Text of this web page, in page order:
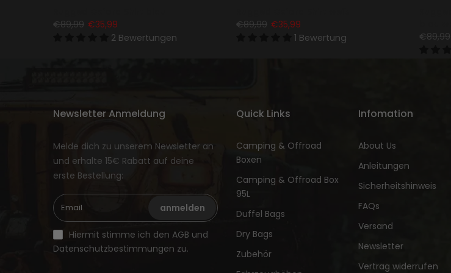
€89,99 €35,99
2 Bewertungen
€89,99 €35,99
1 Bewertung
€89,99
Newsletter Anmeldung
Melde dich zu unserem Newsletter an
und erhalte 15€ Rabatt auf deine
erste Bestellung:
anmelden
Hiermit stimme ich den AGB und
Datenschutzbestimmungen zu.
Quick Links
Camping & Offroad
Boxen
Camping & Offroad Box
95L
Duffel Bags
Dry Bags
Zubehör
Infomation
About Us
Anleitungen
Sicherheitshinweis
FAQs
Versand
Newsletter
Vertrag widerrufen